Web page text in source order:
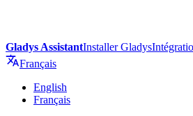
Gladys AssistantInstaller Gladys
Français
English
Français